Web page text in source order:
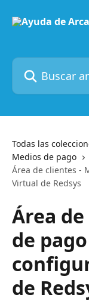
Buscar artículos...
Todas las
Medios de pago
Área de clientes -
Virtual de Redsys
Área
de
de